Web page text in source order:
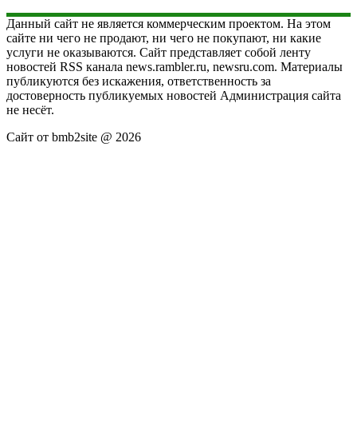
Данный сайт не является коммерческим проектом. На этом
сайте ни чего не продают, ни чего не покупают, ни какие
услуги не оказываются. Сайт представляет собой ленту
новостей RSS канала news.rambler.ru, newsru.com. Материалы
публикуются без искажения, ответственность за
достоверность публикуемых новостей Администрация сайта
не несёт.
Сайт от bmb2site @ 2026